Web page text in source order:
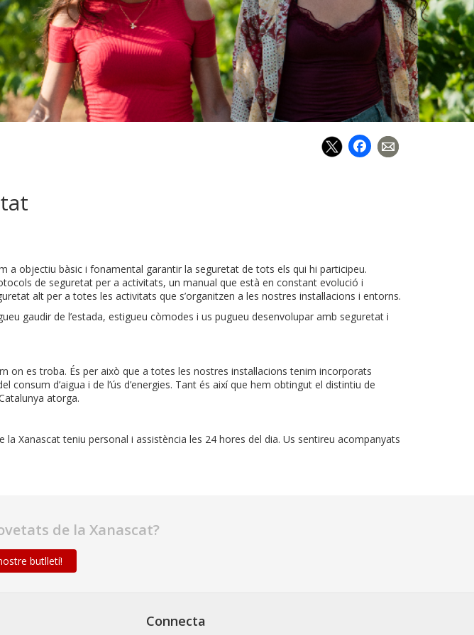
Facebook
a objectiu bàsic i fonamental garantir la seguretat de tots els qui hi participeu.
de seguretat per a activitats, un manual que està en constant evolució i
alt per a totes les activitats que s’organitzen a les nostres instal·lacions i entorns.
gaudir de l’estada, estigueu còmodes i us pugueu desenvolupar amb seguretat i
on es troba. És per això que a totes les nostres instal·lacions tenim incorporats
d’aigua i de l’ús d’energies. Tant és així que hem obtingut el distintiu de
atorga.
Xanascat teniu personal i assistència les 24 hores del dia. Us sentireu acompanyats
de la Xanascat?
butlletí!
Connecta